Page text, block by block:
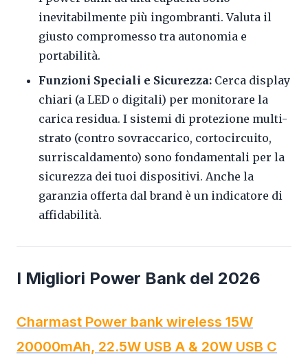
inevitabilmente più ingombranti. Valuta il
giusto compromesso tra autonomia e
portabilità.
Funzioni Speciali e Sicurezza: Cerca display
chiari (a LED o digitali) per monitorare la
carica residua. I sistemi di protezione multi-
strato (contro sovraccarico, cortocircuito,
surriscaldamento) sono fondamentali per la
sicurezza dei tuoi dispositivi. Anche la
garanzia offerta dal brand è un indicatore di
affidabilità.
I Migliori Power Bank del 2026
Charmast Power bank wireless 15W
20000mAh, 22.5W USB A & 20W USB C